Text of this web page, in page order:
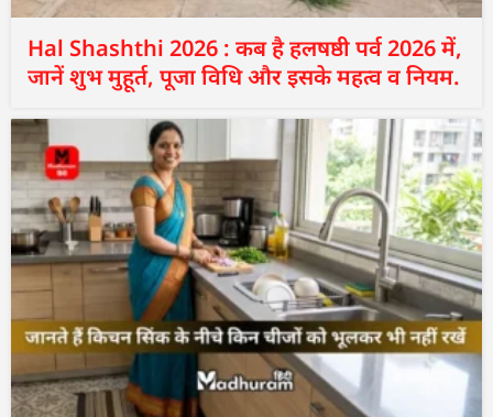
Hal Shashthi 2026 : कब है हलषष्ठी पर्व 2026 में,
जानें शुभ मुहूर्त, पूजा विधि और इसके महत्व व नियम.